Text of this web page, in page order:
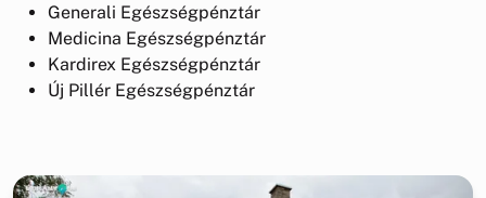
Generali Egészségpénztár
Medicina Egészségpénztár
Kardirex Egészségpénztár
Új Pillér Egészségpénztár